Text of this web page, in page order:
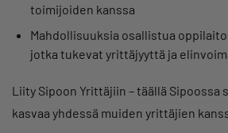
toimijoiden kanssa
Mahdollisuuksia osallistua
jotka tukevat yrittäjyyttä ja
Liity Sipoon Yrittäjiin – täällä Sipoossa
kasvaa yhdessä muiden yrittäjien